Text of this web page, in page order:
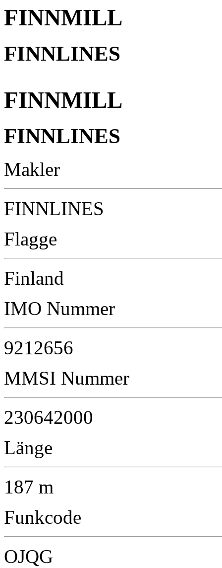
FINNMILL
FINNLINES
FINNMILL
FINNLINES
Makler
FINNLINES
Flagge
Finland
IMO Nummer
9212656
MMSI Nummer
230642000
Länge
187 m
Funkcode
OJQG